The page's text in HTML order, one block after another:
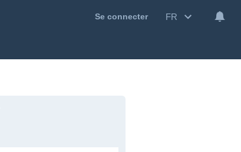
Se connecter FR